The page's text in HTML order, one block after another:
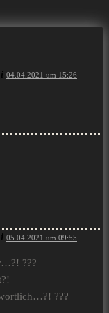
04.04.2021 um 15:26
05.04.2021 um 09:55
???
???